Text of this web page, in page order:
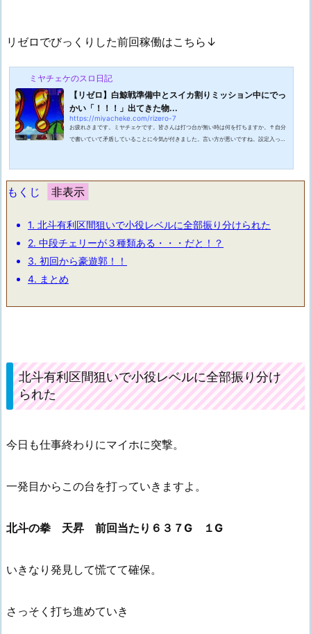
リゼロでびっくりした前回稼働はこちら↓
ミヤチェケのスロ日記
【リゼロ】白鯨戦準備中とスイカ割りミッション中にでっ
かい「！！！」出てきた物...
https://miyacheke.com/rizero-7
お疲れさまです。ミヤチェケです。皆さんは打つ台が無い時は何を打ちますか。↑自分
で書いていて矛盾していることに今気が付きました。言い方が悪いですね。設定入って
ますが。人間だもの。たまには好きな台を打ったりします。以前は初代まどマギをよく
ヒラで打っていました。その結果...
もくじ
1. 北斗有利区間狙いで小役レベルに全部振り分けられた
2. 中段チェリーが３種類ある・・・だと！？
3. 初回から豪遊郭！！
4. まとめ
北斗有利区間狙いで小役レベルに全部振り分け
られた
今日も仕事終わりにマイホに突撃。
一発目からこの台を打っていきますよ。
北斗の拳 天昇 前回当たり６３７G １G
いきなり発見して慌てて確保。
さっそく打ち進めていき